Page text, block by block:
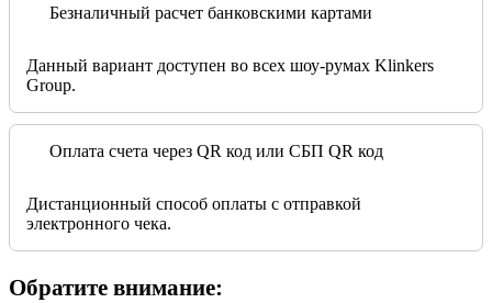
Безналичный расчет банковскими картами
Данный вариант доступен во всех шоу-румах Klinkers
Group.
Оплата счета через QR код или СБП QR код
Дистанционный способ оплаты с отправкой
электронного чека.
Обратите внимание: